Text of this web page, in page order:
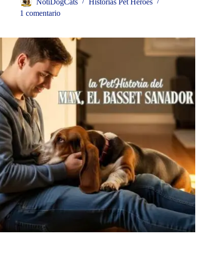
NotiDogCats
Historias Pet Héroes
1 comentario